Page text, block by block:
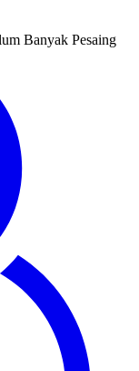
Banyak Pesaing